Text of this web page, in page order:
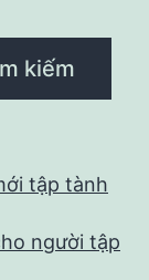
kiếm
tập tành
người tập